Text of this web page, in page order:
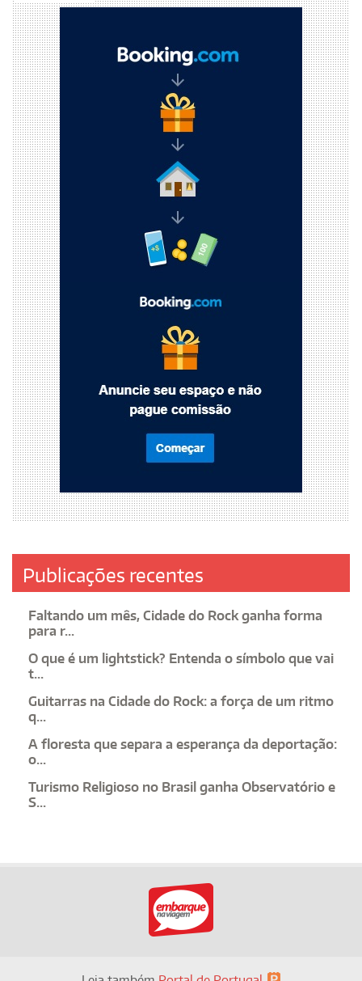
Publicações recentes
Faltando um mês, Cidade do Rock ganha forma
para r...
O que é um lightstick? Entenda o símbolo que vai
t...
Guitarras na Cidade do Rock: a força de um ritmo
q...
A floresta que separa a esperança da deportação:
o...
Turismo Religioso no Brasil ganha Observatório e
S...